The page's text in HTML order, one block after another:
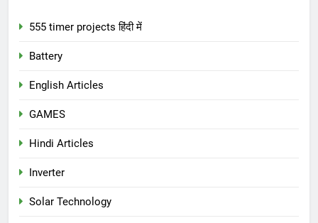
555 timer projects हिंदी में
Battery
English Articles
GAMES
Hindi Articles
Inverter
Solar Technology